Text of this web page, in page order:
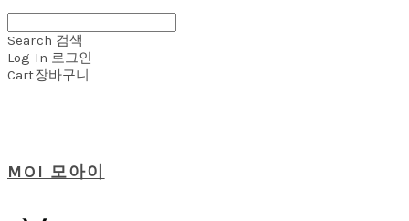
Search 검색
Log In 로그인
Cart장바구니
MOI 모아이